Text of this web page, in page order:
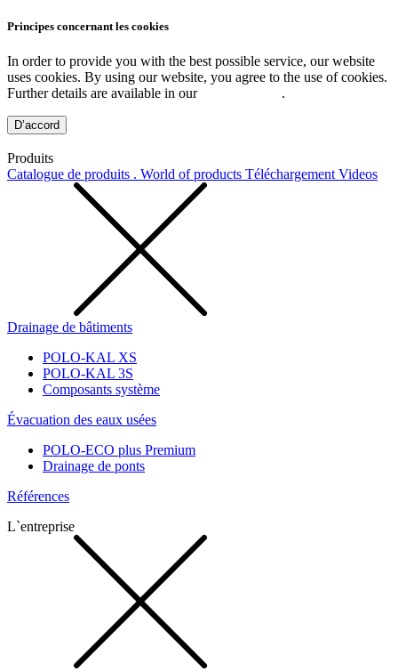
Principes concernant les cookies
In order to provide you with the best possible service, our website
uses cookies. By using our website, you agree to the use of cookies.
Further details are available in our
.
D’accord
Produits
Catalogue de produits . World of products Téléchargement Videos
Drainage de bâtiments
POLO-KAL XS
POLO-KAL 3S
Composants système
Évacuation des eaux usées
POLO-ECO plus Premium
Drainage de ponts
Références
L`entreprise